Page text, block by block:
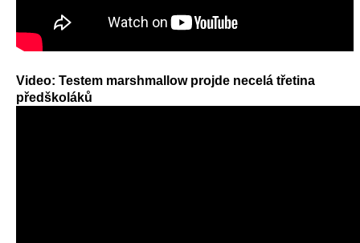
Video: Testem marshmallow projde necelá třetina
předškoláků